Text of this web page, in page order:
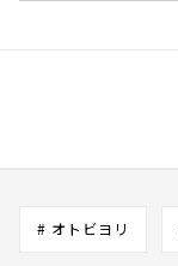
# オトビヨリ